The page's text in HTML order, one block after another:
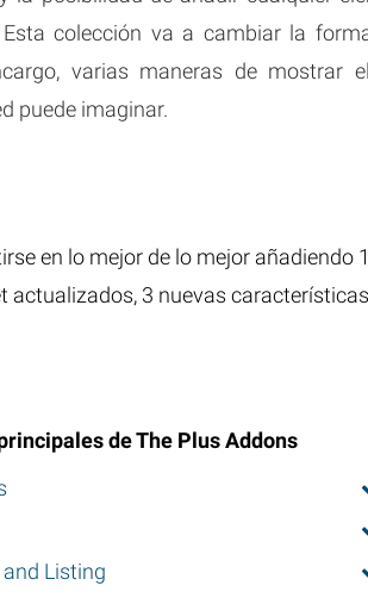
colección va a cambiar la
varias maneras de
puede imaginar.
en lo mejor de lo mejor añadiendo
actualizados, 3 nuevas
de The Plus Addons
Listing